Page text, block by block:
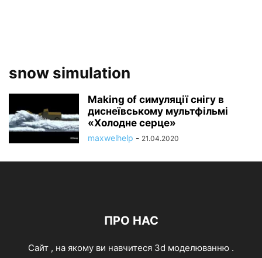
snow simulation
Making of симуляції снігу в
диснеївському мультфільмі
«Холодне серце»
maxwelhelp - 21.04.2020
ПРО НАС
Cайт , на якому ви навчитеся 3d моделюванню .